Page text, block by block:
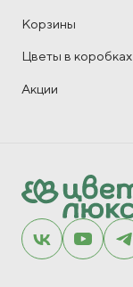
Корзины
Цветы в коробках
Акции